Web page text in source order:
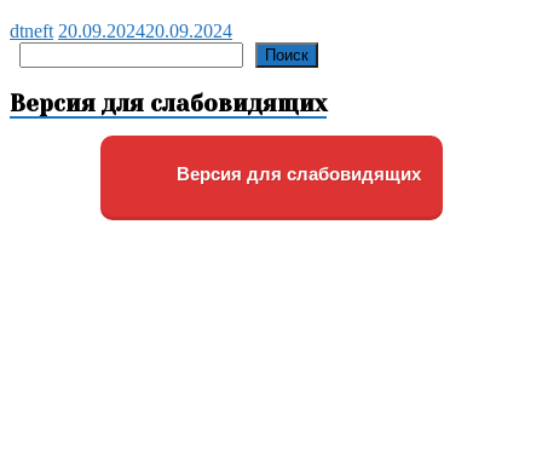
dtneft 20.09.202420.09.2024
Поиск
Версия для слабовидящих
Версия для слабовидящих